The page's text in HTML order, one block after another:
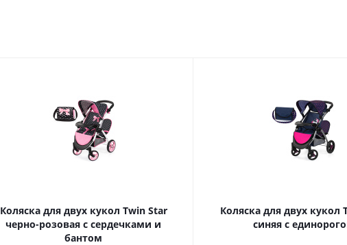
Коляска для двух кукол Twin Star
черно-розовая с сердечками и
бантом
Коляска для двух кукол
синяя с